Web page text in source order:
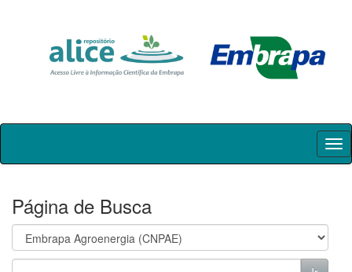
Skip
Página de Busca